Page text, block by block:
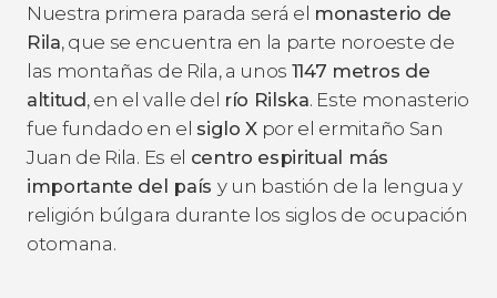
Nuestra primera parada será el monasterio de
Rila, que se encuentra en la parte noroeste de
las montañas de Rila, a unos 1147 metros de
altitud, en el valle del río Rilska. Este monasterio
fue fundado en el siglo X por el ermitaño San
Juan de Rila. Es el centro espiritual más
importante del país y un bastión de la lengua y
religión búlgara durante los siglos de ocupación
otomana.